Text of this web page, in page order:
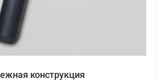
конструкция